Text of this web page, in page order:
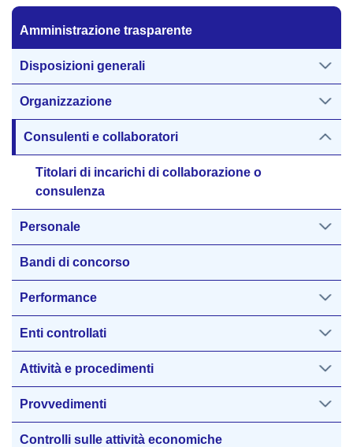
Amministrazione trasparente
Amministrazione trasparente
Disposizioni generali
Organizzazione
Consulenti e collaboratori
Titolari di incarichi di collaborazione o
consulenza
Personale
Bandi di concorso
Performance
Enti controllati
Attività e procedimenti
Provvedimenti
Controlli sulle attività economiche